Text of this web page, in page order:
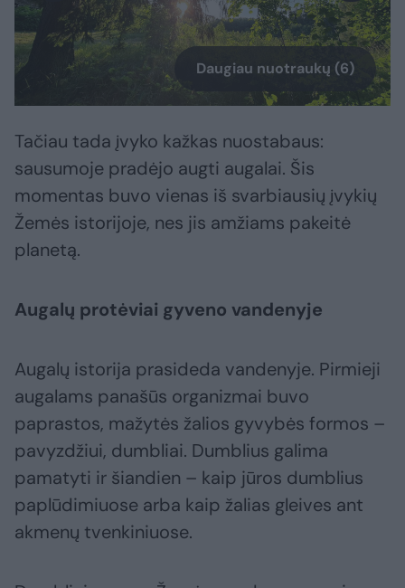
Daugiau nuotraukų (6)
Tačiau tada įvyko kažkas nuostabaus:
sausumoje pradėjo augti augalai. Šis
momentas buvo vienas iš svarbiausių įvykių
Žemės istorijoje, nes jis amžiams pakeitė
planetą.
Augalų protėviai gyveno vandenyje
Augalų istorija prasideda vandenyje. Pirmieji
augalams panašūs organizmai buvo
paprastos, mažytės žalios gyvybės formos –
pavyzdžiui, dumbliai. Dumblius galima
pamatyti ir šiandien – kaip jūros dumblius
paplūdimiuose arba kaip žalias gleives ant
akmenų tvenkiniuose.